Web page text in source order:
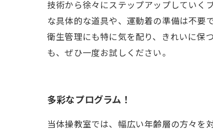
技術から徐々にステップアップしていく
な具体的な道具や、運動着の準備は不要
衛生管理にも特に気を配り、きれいに保
も、ぜひ一度お試しください。
多彩なプログラム！
当体操教室では、幅広い年齢層の方々を